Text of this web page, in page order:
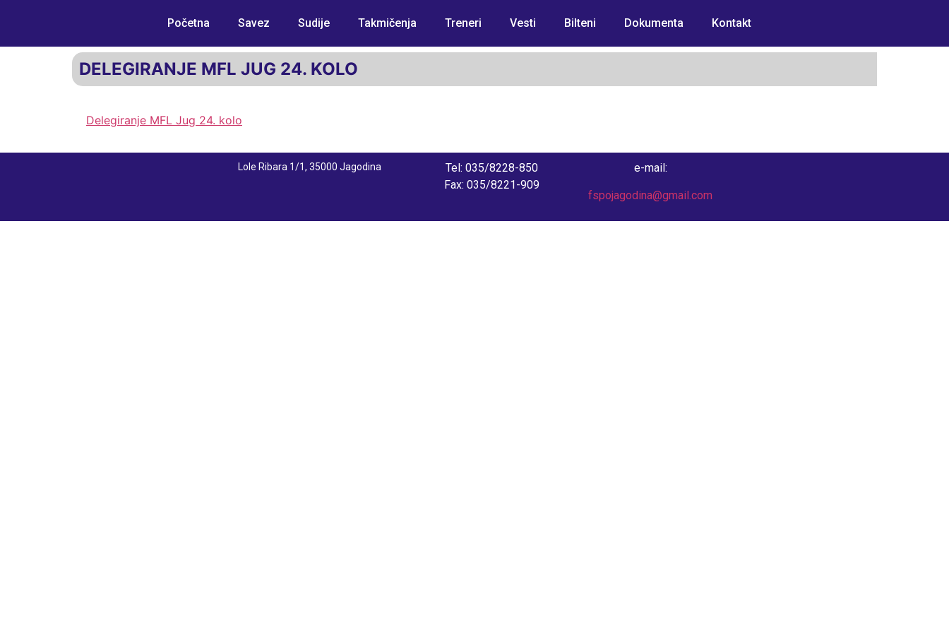
Početna Savez Sudije Takmičenja Treneri Vesti Bilteni Dokumenta Kontakt
DELEGIRANJE MFL JUG 24. KOLO
Delegiranje MFL Jug 24. kolo
Lole Ribara 1/1, 35000 Jagodina
Tel: 035/8228-850
Fax: 035/8221-909
e-mail:
fspojagodina@gmail.com